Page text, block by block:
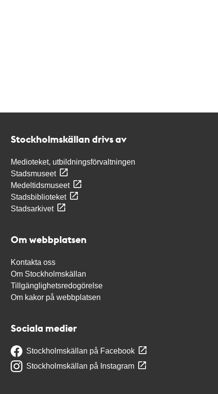
Stockholmskällan drivs av
Medioteket, utbildningsförvaltningen
Stadsmuseet
Medeltidsmuseet
Stadsbiblioteket
Stadsarkivet
Om webbplatsen
Kontakta oss
Om Stockholmskällan
Tillgänglighetsredogörelse
Om kakor på webbplatsen
Sociala medier
Stockholmskällan på Facebook
Stockholmskällan på Instagram